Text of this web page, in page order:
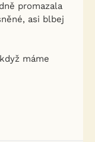
promazala
asi blbej
máme